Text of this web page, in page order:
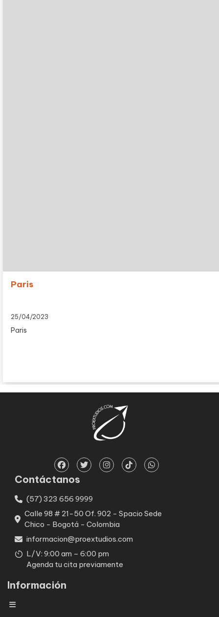
Paris
25/04/2023
Paris
Contáctanos
(57) 323 656 9999
Calle 98 # 21-50 Of. 902 - Spacio Sede
Chico - Bogotá - Colombia
informacion@proextudios.com
L/V: 9:00 am – 6:00 pm
Agenda tu cita previamente
Información